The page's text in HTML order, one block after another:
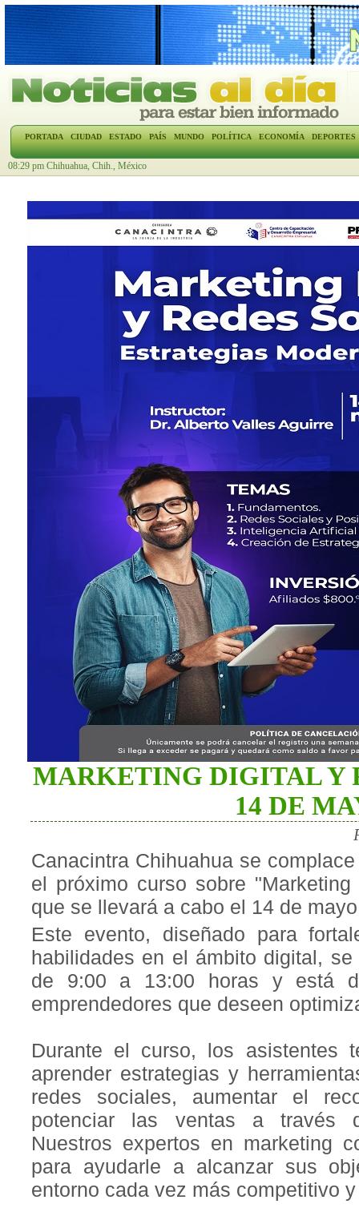
PORTADA CIUDAD ESTADO PAÍS MUNDO POLÍTICA ECONOMÍA DEPORTES
08:29 pm Chihuahua, Chih., México
MARKETING DIGITAL Y
14 DE
Canacintra Chihuahua se
el próximo curso sobre
que se llevará a cabo el 14 de
Este evento, diseñado para
habilidades en el ámbito digital,
de 9:00 a 13:00 horas y está
emprendedores que deseen
Durante el curso, los asistentes
aprender estrategias y
redes sociales, aumentar el
potenciar las ventas a través
Nuestros expertos en marketing
para ayudarle a alcanzar sus
entorno cada vez más competitivo